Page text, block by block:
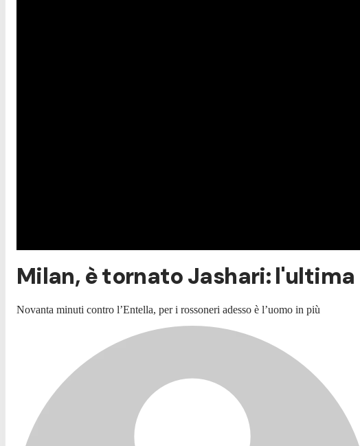
Milan, è tornato Jashari:
Novanta minuti contro l’Entella, per i rossoneri adesso è l’uomo in più